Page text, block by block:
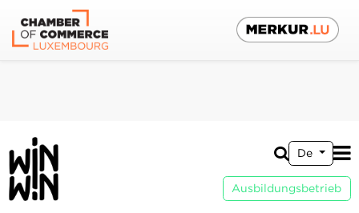
De
Ausbildungsbetrieb